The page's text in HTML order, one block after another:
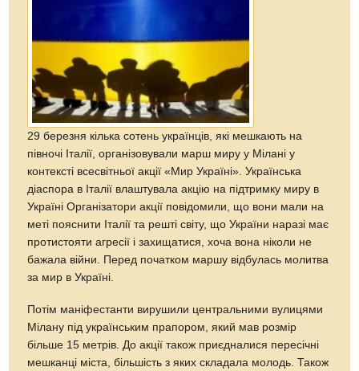
29 березня кілька сотень українців, які мешкають на
півночі Італії, організовували марш миру у Мілані у
контексті всесвітньої акції «Мир Україні». Українська
діаспора в Італії влаштувала акцію на підтримку миру в
Україні Організатори акції повідомили, що вони мали на
меті пояснити Італії та решті світу, що України наразі має
протистояти агресії і захищатися, хоча вона ніколи не
бажала війни. Перед початком маршу відбулась молитва
за мир в Україні.
Потім маніфестанти вирушили центральними вулицями
Мілану під українським прапором, який мав розмір
більше 15 метрів. До акції також приєдналися пересічні
мешканці міста, більшість з яких складала молодь. Також